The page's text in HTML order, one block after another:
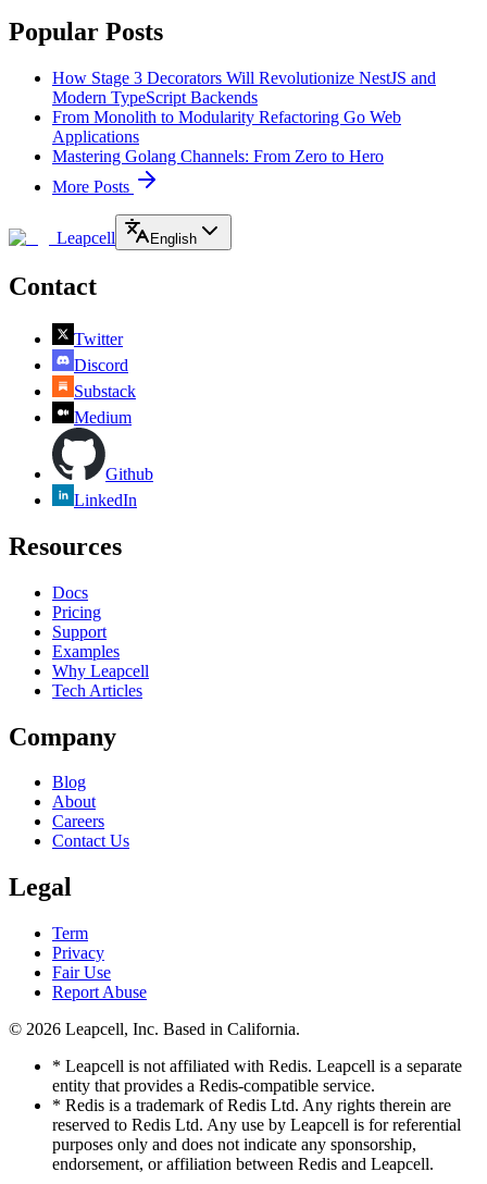
Popular Posts
How Stage 3 Decorators Will Revolutionize NestJS and
Modern TypeScript Backends
From Monolith to Modularity Refactoring Go Web
Applications
Mastering Golang Channels: From Zero to Hero
More Posts
Leapcell English
Contact
Twitter
Discord
Substack
Medium
Github
LinkedIn
Resources
Docs
Pricing
Support
Examples
Why Leapcell
Tech Articles
Company
Blog
About
Careers
Contact Us
Legal
Term
Privacy
Fair Use
Report Abuse
© 2026 Leapcell, Inc. Based in California.
* Leapcell is not affiliated with Redis. Leapcell is a separate
entity that provides a Redis-compatible service.
* Redis is a trademark of Redis Ltd. Any rights therein are
reserved to Redis Ltd. Any use by Leapcell is for referential
purposes only and does not indicate any sponsorship,
endorsement, or affiliation between Redis and Leapcell.